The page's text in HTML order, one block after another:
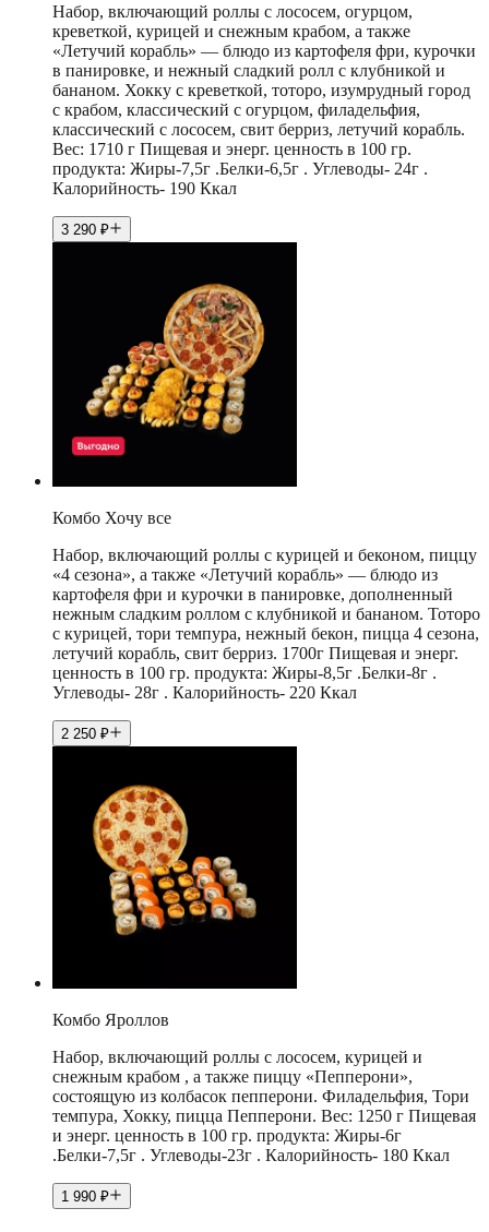
Набор, включающий роллы с лососем, огурцом,
креветкой, курицей и снежным крабом, а также
«Летучий корабль» — блюдо из картофеля фри, курочки
в панировке, и нежный сладкий ролл с клубникой и
бананом. Хокку с креветкой, тоторо, изумрудный город
с крабом, классический с огурцом, филадельфия,
классический с лососем, свит берриз, летучий корабль.
Вес: 1710 г Пищевая и энерг. ценность в 100 гр.
продукта: Жиры-7,5г .Белки-6,5г . Углеводы- 24г .
Калорийность- 190 Ккал
3 290 ₽
Комбо Хочу все
Набор, включающий роллы с курицей и беконом, пиццу
«4 сезона», а также «Летучий корабль» — блюдо из
картофеля фри и курочки в панировке, дополненный
нежным сладким роллом с клубникой и бананом. Тоторо
с курицей, тори темпура, нежный бекон, пицца 4 сезона,
летучий корабль, свит берриз. 1700г Пищевая и энерг.
ценность в 100 гр. продукта: Жиры-8,5г .Белки-8г .
Углеводы- 28г . Калорийность- 220 Ккал
2 250 ₽
Комбо Яроллов
Набор, включающий роллы с лососем, курицей и
снежным крабом , а также пиццу «Пепперони»,
состоящую из колбасок пепперони. Филадельфия, Тори
темпура, Хокку, пицца Пепперони. Вес: 1250 г Пищевая
и энерг. ценность в 100 гр. продукта: Жиры-6г
.Белки-7,5г . Углеводы-23г . Калорийность- 180 Ккал
1 990 ₽